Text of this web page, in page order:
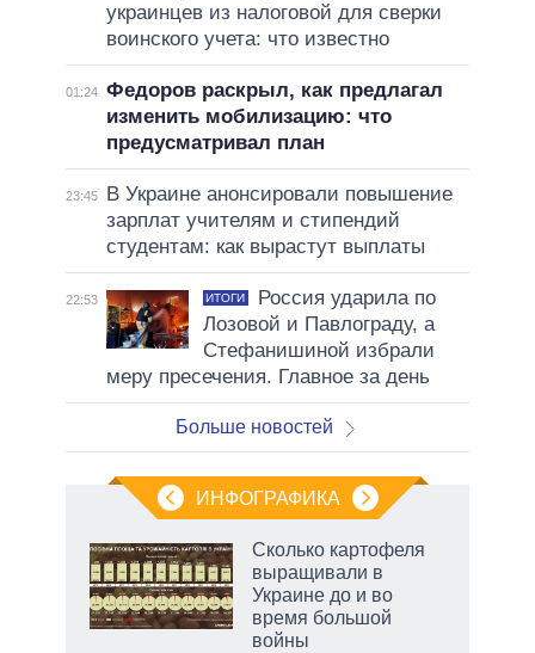
украинцев из налоговой для сверки
воинского учета: что известно
01:24 Федоров раскрыл, как предлагал
изменить мобилизацию: что
предусматривал план
23:45
В Украине анонсировали повышение
зарплат учителям и стипендий
студентам: как вырастут выплаты
22:53 ИТОГИ
Россия ударила по
Лозовой и Павлограду, а
Стефанишиной избрали
меру пресечения. Главное за день
Больше новостей
ИНФОГРАФИКА
Сколько картофеля
выращивали в
Украине до и во
время большой
войны